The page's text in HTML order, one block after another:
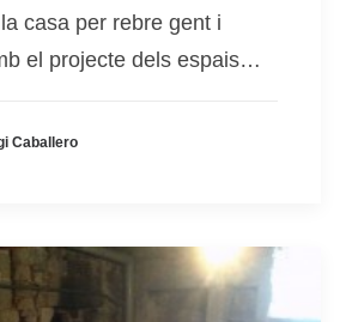
casa per rebre gent i
el projecte dels espais…
Caballero